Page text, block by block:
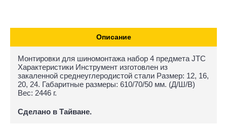
Описание
Монтировки для шиномонтажа набор 4 предмета JTC
Характеристики Инструмент изготовлен из
закаленной среднеуглеродистой стали Размер: 12, 16,
20, 24. Габаритные размеры: 610/70/50 мм. (Д/Ш/В)
Вес: 2446 г.
Сделано в Тайване.